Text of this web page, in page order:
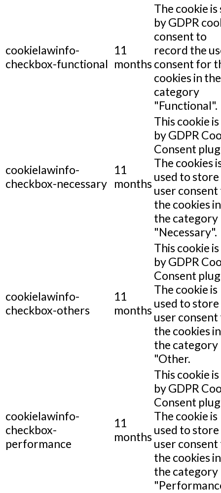
cookielawinfo-
checkbox-functional
11
months
The cookie is
by GDPR
consent to
record the
consent for
cookies in the
category
"Functional".
cookielawinfo-
checkbox-necessary
11
months
This cookie
by GDPR
Consent
The cookies
used to
user
the cookies in
the category
"Necessary".
cookielawinfo-
checkbox-others
11
months
This cookie
by GDPR
Consent
The cookie is
used to
user
the cookies in
the category
"Other.
cookielawinfo-
checkbox-
performance
11
months
This cookie
by GDPR
Consent
The cookie is
used to
user
the cookies in
the category